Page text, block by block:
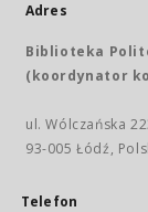
Adres
Biblioteka
(koordynator
ul. Wólczańska
93-005 Łódź,
Telefon